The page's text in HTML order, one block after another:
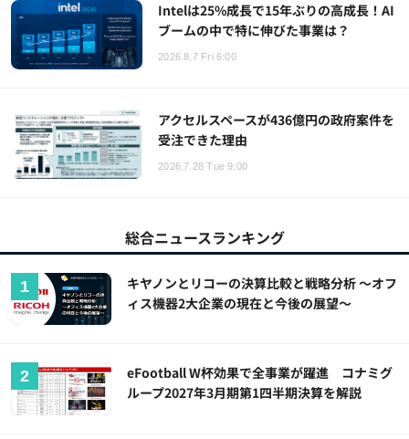
Intelは25%成長で15年ぶりの高成長！AI
ブームの中で特に伸びた事業は？
2026.8.7 Fri 6:00
アクセルスペースが436億円の政府案件を
受注できた理由
2026.7.28 Tue 9:00
総合ニュースランキング
キヤノンとリコーの決算比較と戦略分析 ～オフ
ィス機器2大企業の現在と今後の展望～
eFootball W杯効果で全事業が躍進 コナミグ
ループ2027年3月期第1四半期決算を解説